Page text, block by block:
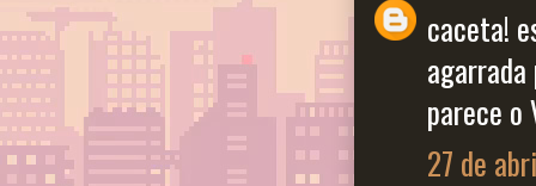
caceta!
parece o
27 de